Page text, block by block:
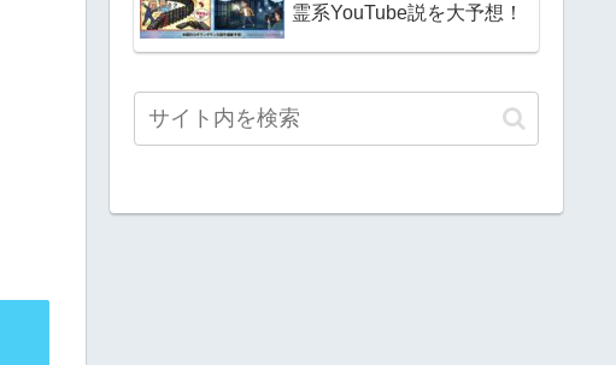
霊系YouTube説を大予想！